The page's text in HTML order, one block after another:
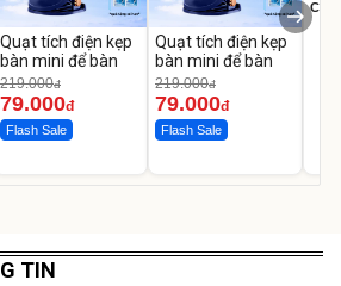
Quạt tích điện kẹp
bàn mini để bàn
219.000đ
79.000đ
Flash Sale
Quạt tích điện kẹp
bàn mini để bàn
219.000đ
79.000đ
Flash Sale
TIN